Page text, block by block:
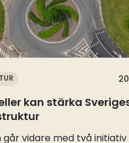
kan stärka
går vidare med två